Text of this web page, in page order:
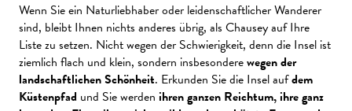
Wenn Sie ein Naturliebhaber oder leidenschaftlicher Wanderer
sind, bleibt Ihnen nichts anderes übrig, als Chausey auf Ihre
Liste zu setzen. Nicht wegen der Schwierigkeit, denn die Insel ist
ziemlich flach und klein, sondern insbesonderewegen der
landschaftlichen Schönheit. Erkunden Sie die Insel aufdem
Küstenpfad und Sie werden ihren ganzen Reichtum, ihre ganz